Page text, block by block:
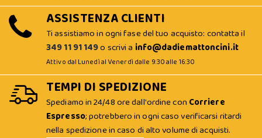
ASSISTENZA CLIENTI
Ti assistiamo in ogni fase del tuo acquisto: contatta il
349 11 91 149o scrivi a info@dadiemattoncini.it
Attivo dal Lunedì al Venerdì dalle 9:30 alle 16:30
TEMPI DI SPEDIZIONE
Spediamo in 24/48 ore dall'ordine con Corriere
Espresso; potrebbero in ogni caso verificarsi ritardi
nella spedizione in caso di alto volume di acquisti.